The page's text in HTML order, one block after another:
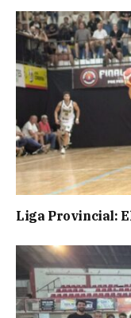
Liga Provincial: